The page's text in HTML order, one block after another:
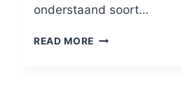
onderstaand soort…
READ MORE GASTARTIKEL